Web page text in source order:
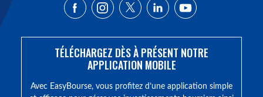
TÉLÉCHARGEZ DÈS À PRÉSENT NOTRE
APPLICATION MOBILE
Avec EasyBourse, vous profitez d’une application simple